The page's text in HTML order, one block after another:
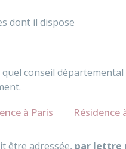
dont il dispose
conseil départemental
à Paris Résidence
être adressée, par lettre